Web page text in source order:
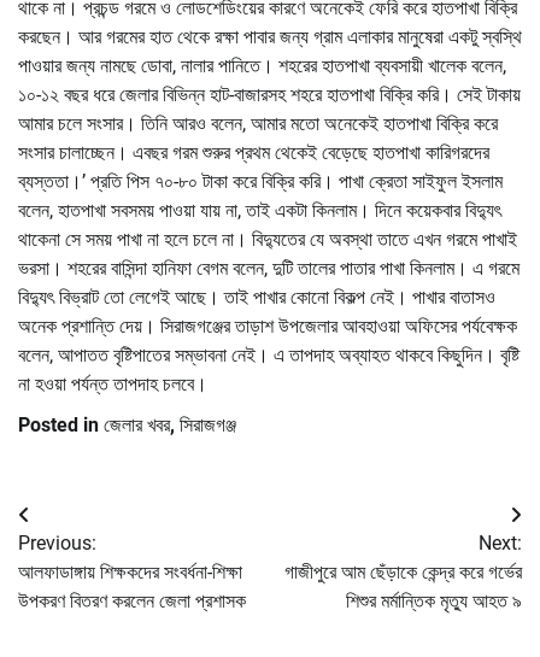
থাকে না। প্রচন্ড গরমে ও লোডশেডিংয়ের কারণে অনেকেই ফেরি করে হাতপাখা বিক্রি
করছেন। আর গরমের হাত থেকে রক্ষা পাবার জন্য গ্রাম এলাকার মানুষেরা একটু স্বস্থি
পাওয়ার জন্য নামছে ডোবা, নালার পানিতে। শহরের হাতপাখা ব্যবসায়ী খালেক বলেন,
১০-১২ বছর ধরে জেলার বিভিন্ন হাট-বাজারসহ শহরে হাতপাখা বিক্রি করি। সেই টাকায়
আমার চলে সংসার। তিনি আরও বলেন, আমার মতো অনেকেই হাতপাখা বিক্রি করে
সংসার চালাচ্ছেন। এবছর গরম শুরুর প্রথম থেকেই বেড়েছে হাতপাখা কারিগরদের
ব্যস্ততা।’ প্রতি পিস ৭০-৮০ টাকা করে বিক্রি করি। পাখা ক্রেতা সাইফুল ইসলাম
বলেন, হাতপাখা সবসময় পাওয়া যায় না, তাই একটা কিনলাম। দিনে কয়েকবার বিদ্যুৎ
থাকেনা সে সময় পাখা না হলে চলে না। বিদ্যুতের যে অবস্থা তাতে এখন গরমে পাখাই
ভরসা। শহরের বাসিন্দা হানিফা বেগম বলেন, দুটি তালের পাতার পাখা কিনলাম। এ গরমে
বিদ্যুৎ বিভ্রাট তো লেগেই আছে। তাই পাখার কোনো বিকল্প নেই। পাখার বাতাসও
অনেক প্রশান্তি দেয়। সিরাজগঞ্জের তাড়াশ উপজেলার আবহাওয়া অফিসের পর্যবেক্ষক
বলেন, আপাতত বৃষ্টিপাতের সম্ভাবনা নেই। এ তাপদাহ অব্যাহত থাকবে কিছুদিন। বৃষ্টি
না হওয়া পর্যন্ত তাপদাহ চলবে।
Posted in জেলার খবর, সিরাজগঞ্জ
Post
navigation
Previous:
আলফাডাঙ্গায় শিক্ষকদের সংবর্ধনা-শিক্ষা
উপকরণ বিতরণ করলেন জেলা প্রশাসক
Next:
গাজীপুরে আম ছেঁড়াকে কেন্দ্র করে গর্ভের
শিশুর মর্মান্তিক মৃত্যু আহত ৯